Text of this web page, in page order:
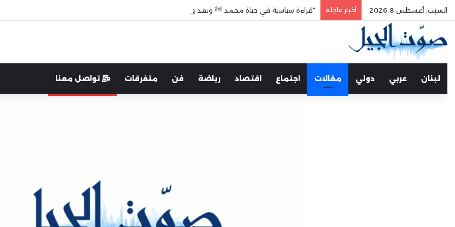
السبت, أغسطس 8 2026 أخبار عاجلة “قراءة سياسية في حياة محمد ﷺ وبعد وفاته”
لبنان عربي دولي مقالات اجتماع اقتصاد رياضة فن متفرقات تواصل معنا